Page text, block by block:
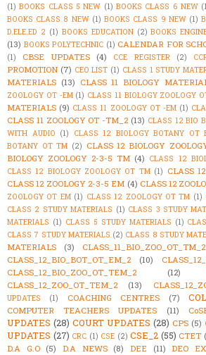
(1) BOOKS CLASS 5 NEW (1) BOOKS CLASS 6 NEW
BOOKS CLASS 8 NEW (1) BOOKS CLASS 9 NEW (1)
D.ELE.ED 2 (1) BOOKS EDUCATION (2) BOOKS
(13) BOOKS POLYTECHNIC (1) CALENDAR FOR
(1)
CBSE UPDATES (4) CCE REGISTER (2)
PROMOTION (7) CEO LIST (1) CLASS 1 STUDY
MATERIALS (13) CLASS 11 BIOLOGY
ZOOLOGY OT -EM (1) CLASS 11 BIOLOGY ZOOLOGY
MATERIALS (9) CLASS 11 ZOOLOGY OT -EM (1)
CLASS 11 ZOOLOGY OT -TM_2 (13) CLASS 12 BIO
WITH AUDIO (1) CLASS 12 BIOLOGY BOTANY OT
BOTANY OT TM (2) CLASS 12 BIOLOGY
BIOLOGY ZOOLOGY 2-3-5 TM (4) CLASS 12
CLASS 12 BIOLOGY ZOOLOGY OT TM (1) CLASS
CLASS 12 ZOOLOGY 2-3-5 EM (4) CLASS 12
ZOOLOGY OT EM (1) CLASS 12 ZOOLOGY OT TM (1)
CLASS 2 STUDY MATERIALS (1) CLASS 3 STUDY
MATERIALS (1) CLASS 5 STUDY MATERIALS (1)
CLASS 7 STUDY MATERIALS (2) CLASS 8 STUDY
MATERIALS
(3) CLASS_11_BIO_ZOO_OT_TM_2
CLASS_12_BIO_BOT_OT_EM_2
(10)
CLASS_12_BIO_ZOO_OT_TEM_2
(12)
CLASS_12_ZOO_OT_TEM_2
(13)
UPDATES
(1) COACHING CENTRES (7)
COMPUTER TEACHERS UPDATES (11)
UPDATES (28) COURT UPDATES (28) CPS (5)
UPDATES (27) CRC (1) CSE (2) CSE_2 (55) CTET
D.A G.O (5) D.A NEWS (8) DEE (11) DEO